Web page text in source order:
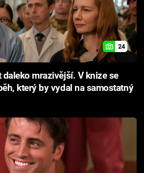
24
mrazivější. V knize se
který by vydal na samostatný